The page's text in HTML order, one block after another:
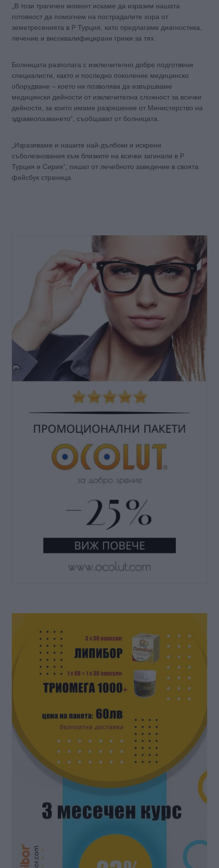
„В този трагичен момент искаме да изразим нашата
готовност да помогнем на пострадалите хора от
земетресенията в Р Турция, като предлагаме диагностика,
лечение и високвалифицирани грижи за тях.
Болницата разполага с изключително добре подготвени
специалисти, както и последно поколение медицинско
оборудване – което ни позволява да извършваме
медицински дейности от изключителна сложност за всички
дейности, за които имаме разрешение от Министерство на
здравеопазването“, съобщават от болницата.
„Изразяваме и нашите най-дълбоки и искрени
съболезнования към близките на всички загинали в Р
Турция и Сирия“, пишат от лечебното заведение в своята
фейсбук страница.